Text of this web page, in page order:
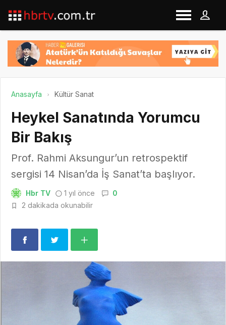
Anasayfa Kültür Sanat
Heykel Sanatında Yorumcu
Bir Bakış
Prof. Rahmi Aksungur’un retrospektif
sergisi 14 Nisan’da İş Sanat’ta başlıyor.
Hbr TV 1 yıl önce
0
2 dakikada okunabilir